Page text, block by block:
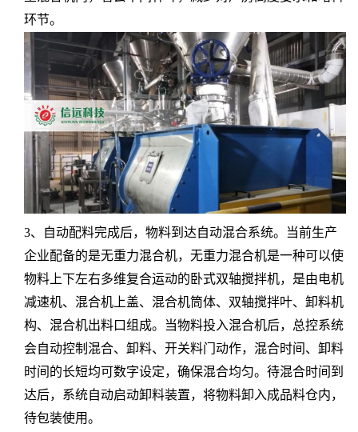
环节。
3、自动配料完成后，物料到达自动混合系统。当前生产
企业配备的是无重力混合机，无重力混合机是一种可以使
物料上下左右多维复合运动的卧式双轴搅拌机，是由电机
减速机、混合机上盖、混合机筒体、双轴搅拌叶、卸料机
构、混合机出料口组成。当物料投入混合机后，总控系统
会自动控制混合、卸料、开关料门动作，混合时间、卸料
时间的长短均可数字设定，确保混合均匀。待混合时间到
达后，系统自动启动卸料装置，将物料卸入成品料仓内，
待包装使用。